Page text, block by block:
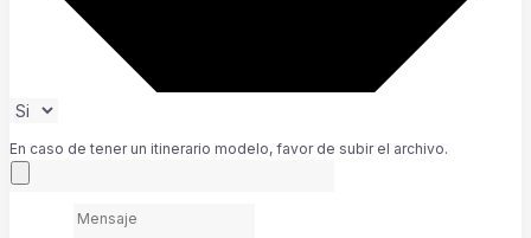
En caso de tener un itinerario modelo, favor de subir el archivo.